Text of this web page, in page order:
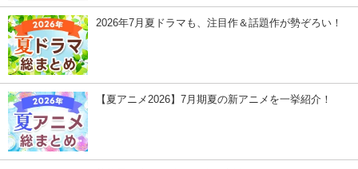
2026年7月夏ドラマも、注目作＆話題作が勢ぞろい！
【夏アニメ2026】7月期夏の新アニメを一挙紹介！